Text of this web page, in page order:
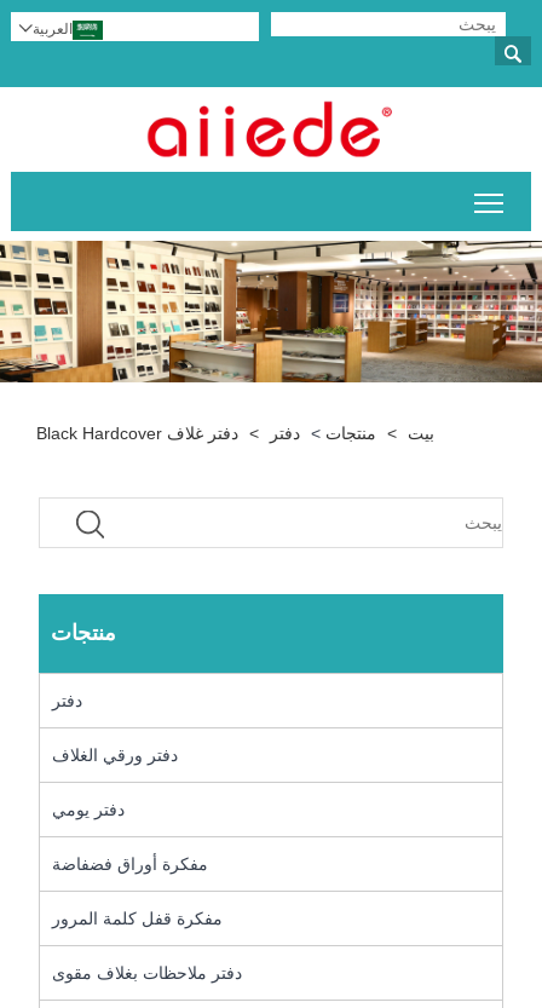

العربية
بيت > منتجات > دفتر > دفتر غلاف Black Hardcover
منتجات
دفتر
دفتر ورقي الغلاف
دفتر يومي
مفكرة أوراق فضفاضة
مفكرة قفل كلمة المرور
دفتر ملاحظات بغلاف مقوى